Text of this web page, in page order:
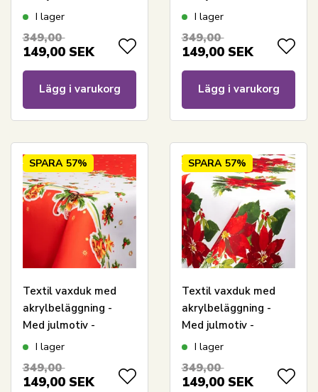
Christmas dots and
- På metervis
I lager
349,00
149,00 SEK
Lägg i varukorg
Christmas heart - 140
metervara
I lager
349,00
149,00 SEK
Lägg i varukorg
SPARA 57%
Textil vaxduk med
akrylbeläggning -
Med julmotiv -
Christmas lights - 140
metervara
I lager
349,00
149,00 SEK
SPARA 57%
Textil vaxduk med
akrylbeläggning -
Med julmotiv -
Christmas star flower
metervara
I lager
349,00
149,00 SEK